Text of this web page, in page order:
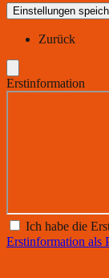
Einstellungen
Zurück
Erstinformation
Ich habe die
Erstinformation als